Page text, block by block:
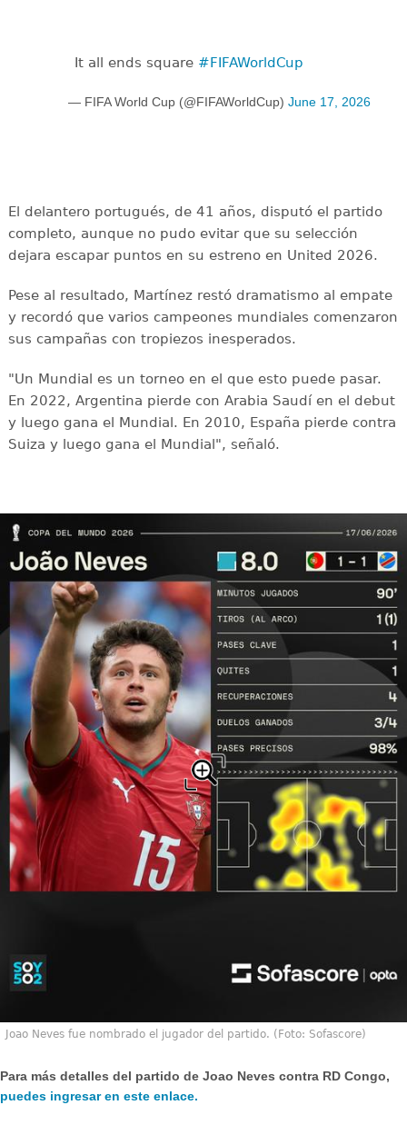
It all ends square #FIFAWorldCup
— FIFA World Cup (@FIFAWorldCup) June 17, 2026
El delantero portugués, de 41 años, disputó el partido
completo, aunque no pudo evitar que su selección
dejara escapar puntos en su estreno en United 2026.
Pese al resultado, Martínez restó dramatismo al empate
y recordó que varios campeones mundiales comenzaron
sus campañas con tropiezos inesperados.
"Un Mundial es un torneo en el que esto puede pasar.
En 2022, Argentina pierde con Arabia Saudí en el debut
y luego gana el Mundial. En 2010, España pierde contra
Suiza y luego gana el Mundial", señaló.
Joao Neves fue nombrado el jugador del partido. (Foto: Sofascore)
Para más detalles del partido de Joao Neves contra RD Congo,
puedes ingresar en este enlace.